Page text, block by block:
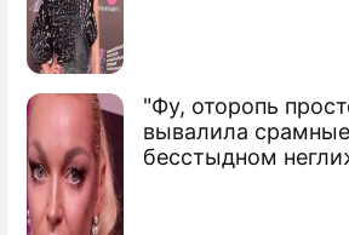
"Фу, оторопь
вывалила
бесстыдном